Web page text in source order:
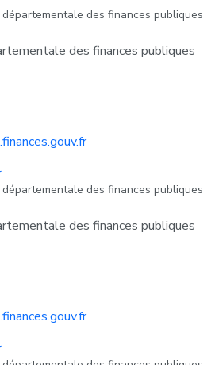
des finances publiques
des finances publiques